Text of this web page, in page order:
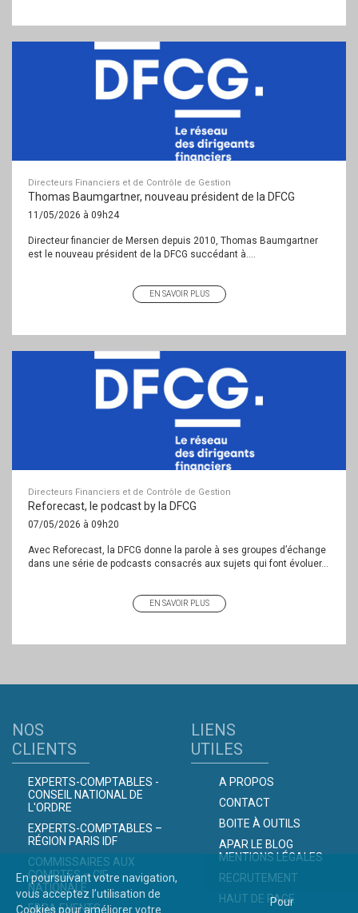
Directeurs Financiers et de Contrôle de Gestion
Thomas Baumgartner, nouveau président de la DFCG
11/05/2026 à 09h24
Directeur financier de Mersen depuis 2010, Thomas Baumgartner
est le nouveau président de la DFCG succédant à....
EN SAVOIR PLUS
Directeurs Financiers et de Contrôle de Gestion
Reforecast, le podcast by la DFCG
07/05/2026 à 09h20
Avec Reforecast, la DFCG donne la parole à ses groupes d’échange
dans une série de podcasts consacrés aux sujets qui font évoluer...
EN SAVOIR PLUS
NOS
CLIENTS
EXPERTS-COMPTABLES -
CONSEIL NATIONAL DE
L'ORDRE
EXPERTS-COMPTABLES –
RÉGION PARIS IDF
COMMISSAIRES AUX
COMPTES – CIE
NATIONALE
EBRA EVENTS
LIENS
UTILES
A PROPOS
CONTACT
BOITE À OUTILS
APAR LE BLOG
MENTIONS LÉGALES
RECRUTEMENT
HAUT DE PAGE
En poursuivant votre navigation,
vous acceptez l’utilisation de
Cookies pour améliorer votre
Pour